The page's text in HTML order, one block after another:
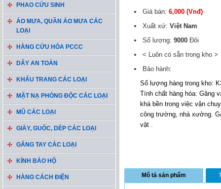
PHAO CỨU SINH
ÁO MƯA, QUẦN ÁO MƯA CÁC
LOẠI
HÀNG CỨU HỎA PCCC
DÂY AN TOÀN
KHẨU TRANG CÁC LOẠI
MẶT NẠ PHÒNG ĐỘC CÁC LOẠI
MŨ CÁC LOẠI
GIÀY, GUỐC, DÉP CÁC LOẠI
GĂNG TAY CÁC LOẠI
KÍNH BẢO HỘ
HÀNG CÁCH ĐIỆN
Giá bán: 6,000 (Vnđ)
Xuất xứ: Việt Nam
Số lượng: 9000 Đôi
< Luôn có sẵn trong kho >
Bảo hành:
Số lượng hàng trong kho:
Tính chất hàng hóa: Găng
khá bền trong việc vận
công trường, nhà xưởng.
vật .
Mô tả sản phẩm